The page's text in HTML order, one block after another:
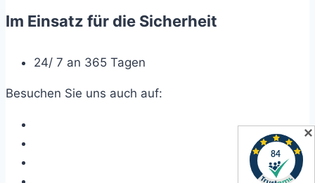
Im Einsatz für die Sicherheit
24/ 7 an 365 Tagen
Besuchen Sie uns auch auf:
✕